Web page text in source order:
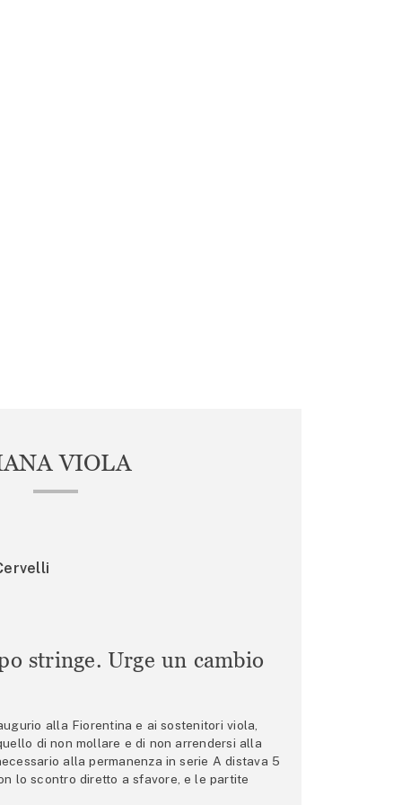
VIOLA
stringe. Urge un cambio
alla Fiorentina e ai sostenitori viola,
di non mollare e di non arrendersi alla
alla permanenza in serie A distava 5
lo scontro diretto a sfavore, e le partite